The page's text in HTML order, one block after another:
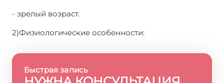
- зрелый возраст.
2)Физиологические особенности:
Быстрая запись